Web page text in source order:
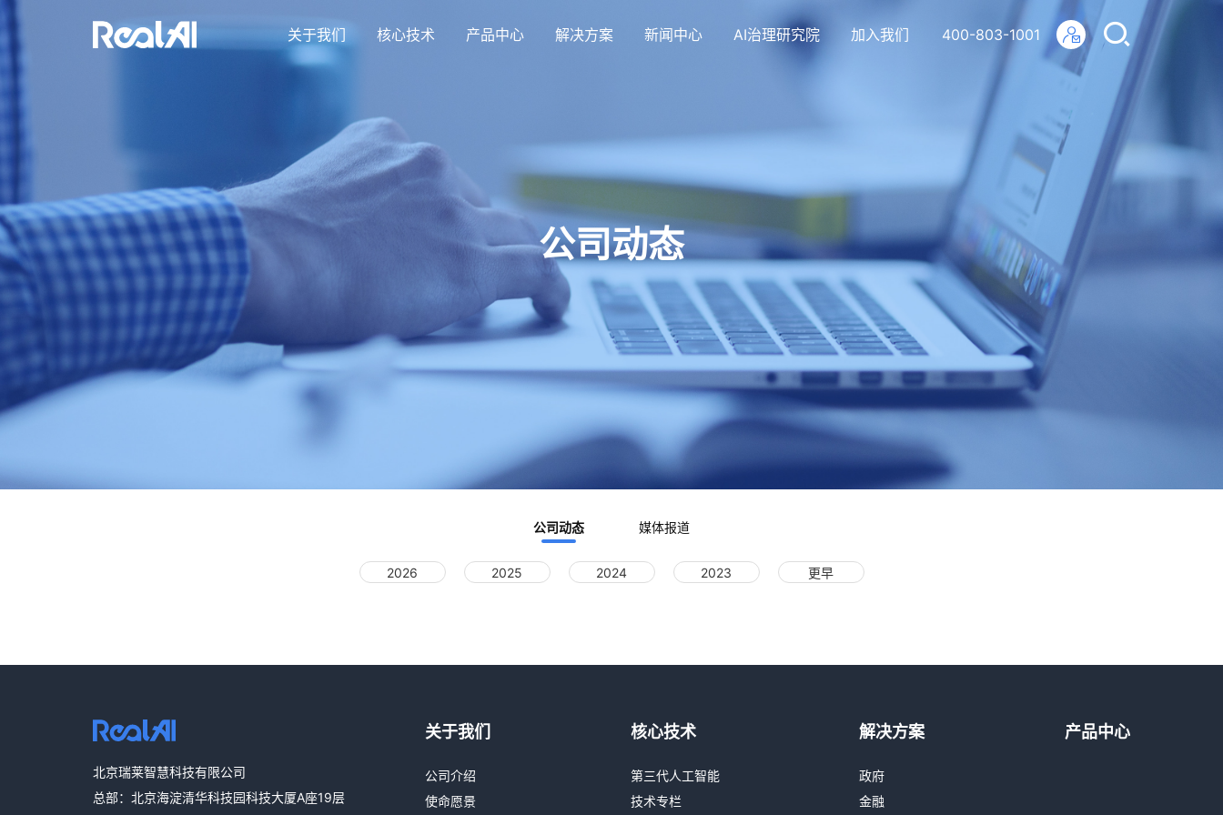
关于我们 核心技术 产品中心 解决方案 新闻中心 AI治理研究院 加入我们 400-803-1001
公司动态
公司动态 媒体报道
2026 2025 2024 2023 更早
北京瑞莱智慧科技有限公司
总部：北京海淀清华科技园科技大厦A座19层
关于我们
公司介绍
使命愿景
核心技术
第三代人工智能
技术专栏
解决方案
政府
金融
产品中心
400-803-1001